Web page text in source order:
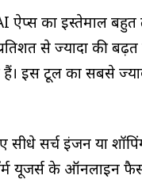
ऐप्स का इस्तेमाल
से ज्यादा की बढ़त
इस टूल का सबसे
सीधे सर्च इंजन या
यूजर्स के ऑनलाइन